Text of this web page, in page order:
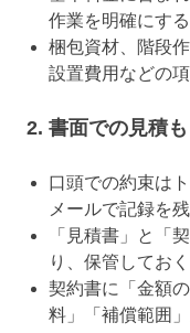
作業を明確にする
梱包資材、階段
設置費用などの
2. 書面での見積
口頭での約束は
メールで記録を
「見積書」と「
り、保管しておく
契約書に「金額
料」「補償範囲